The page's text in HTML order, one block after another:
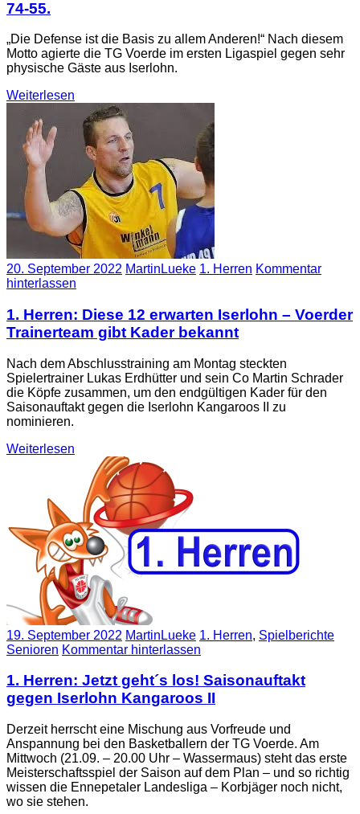
74-55.
„Die Defense ist die Basis zu allem Anderen!“ Nach diesem
Motto agierte die TG Voerde im ersten Ligaspiel gegen sehr
physische Gäste aus Iserlohn.
Weiterlesen
20. September 2022 MartinLueke 1. Herren Kommentar
hinterlassen
1. Herren: Diese 12 erwarten Iserlohn – Voerder
Trainerteam gibt Kader bekannt
Nach dem Abschlusstraining am Montag steckten
Spielertrainer Lukas Erdhütter und sein Co Martin Schrader
die Köpfe zusammen, um den endgültigen Kader für den
Saisonauftakt gegen die Iserlohn Kangaroos II zu
nominieren.
Weiterlesen
19. September 2022 MartinLueke 1. Herren, Spielberichte
Senioren Kommentar hinterlassen
1. Herren: Jetzt geht´s los! Saisonauftakt
gegen Iserlohn Kangaroos II
Derzeit herrscht eine Mischung aus Vorfreude und
Anspannung bei den Basketballern der TG Voerde. Am
Mittwoch (21.09. – 20.00 Uhr – Wassermaus) steht das erste
Meisterschaftsspiel der Saison auf dem Plan – und so richtig
wissen die Ennepetaler Landesliga – Korbjäger noch nicht,
wo sie stehen.